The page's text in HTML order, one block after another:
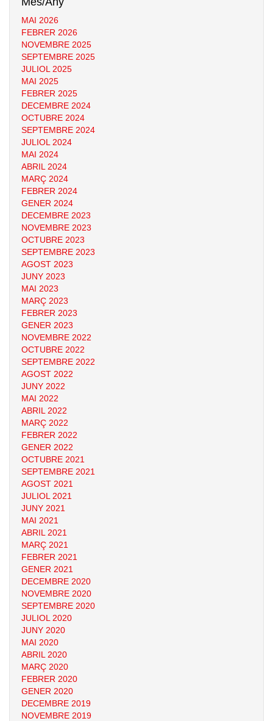
MAI 2026
FEBRER 2026
NOVEMBRE 2025
SEPTEMBRE 2025
JULIOL 2025
MAI 2025
FEBRER 2025
DECEMBRE 2024
OCTUBRE 2024
SEPTEMBRE 2024
JULIOL 2024
MAI 2024
ABRIL 2024
MARÇ 2024
FEBRER 2024
GENER 2024
DECEMBRE 2023
NOVEMBRE 2023
OCTUBRE 2023
SEPTEMBRE 2023
AGOST 2023
JUNY 2023
MAI 2023
MARÇ 2023
FEBRER 2023
GENER 2023
NOVEMBRE 2022
OCTUBRE 2022
SEPTEMBRE 2022
AGOST 2022
JUNY 2022
MAI 2022
ABRIL 2022
MARÇ 2022
FEBRER 2022
GENER 2022
OCTUBRE 2021
SEPTEMBRE 2021
AGOST 2021
JULIOL 2021
JUNY 2021
MAI 2021
ABRIL 2021
MARÇ 2021
FEBRER 2021
GENER 2021
DECEMBRE 2020
NOVEMBRE 2020
SEPTEMBRE 2020
JULIOL 2020
JUNY 2020
MAI 2020
ABRIL 2020
MARÇ 2020
FEBRER 2020
GENER 2020
DECEMBRE 2019
NOVEMBRE 2019